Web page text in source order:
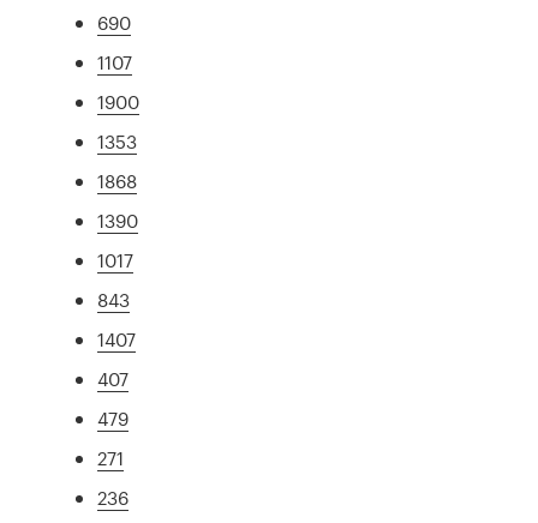
690
1107
1900
1353
1868
1390
1017
843
1407
407
479
271
236